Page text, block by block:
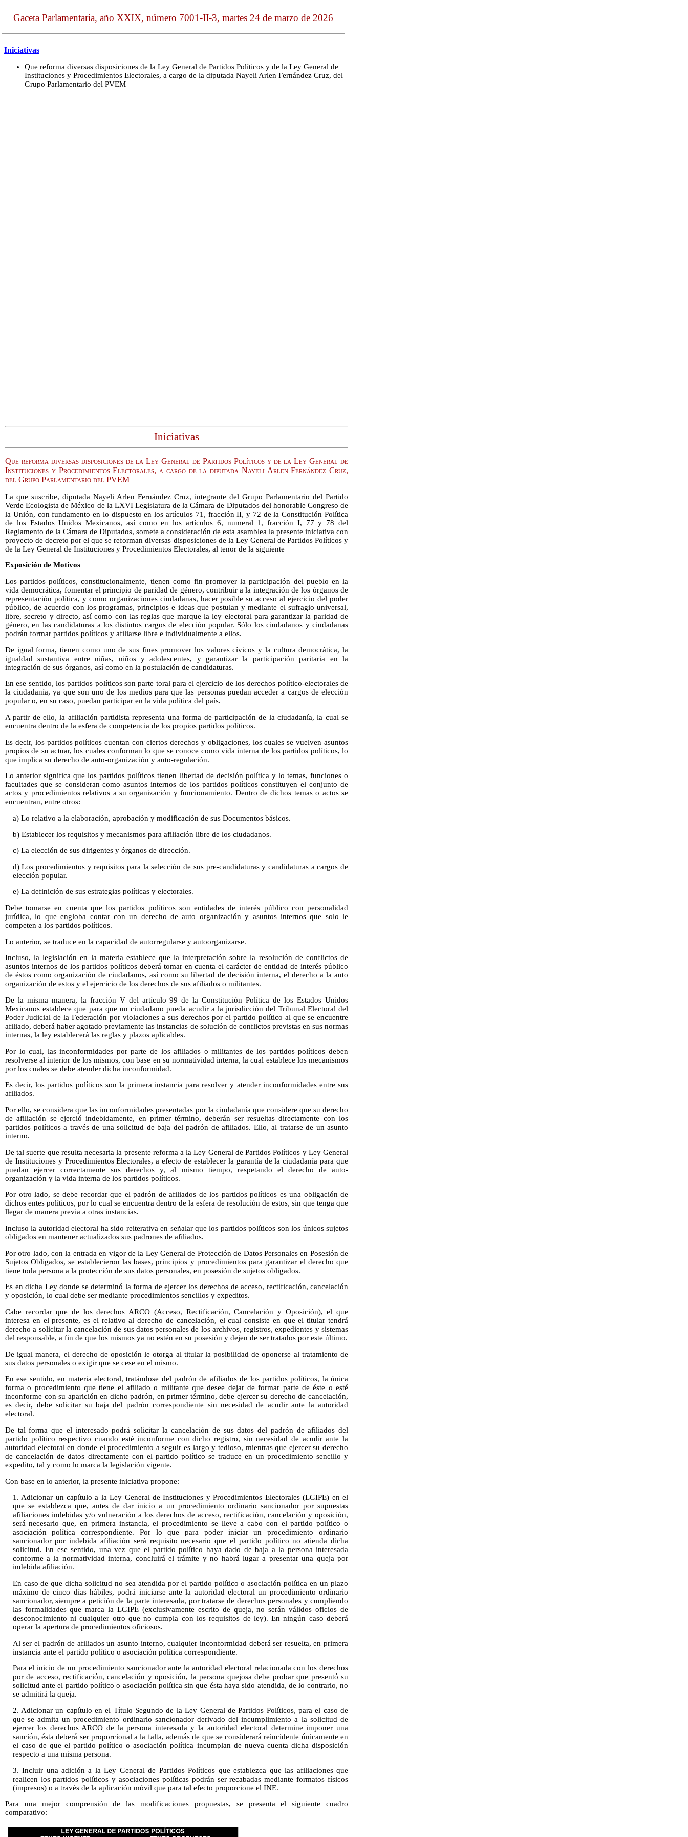
Gaceta Parlamentaria, año XXIX, número 7001-II-3, martes 24 de marzo de 2026
Iniciativas
Que reforma diversas disposiciones de la Ley General de Partidos Políticos y de la Ley General de
Instituciones y Procedimientos Electorales, a cargo de la diputada Nayeli Arlen Fernández Cruz, del
Grupo Parlamentario del PVEM
Iniciativas
Que reforma diversas disposiciones de la Ley General de Partidos Políticos y de la Ley General de
Instituciones y Procedimientos Electorales, a cargo de la diputada Nayeli Arlen Fernández Cruz,
del Grupo Parlamentario del PVEM
La que suscribe, diputada Nayeli Arlen Fernández Cruz, integrante del Grupo Parlamentario del Partido
Verde Ecologista de México de la LXVI Legislatura de la Cámara de Diputados del honorable Congreso de
la Unión, con fundamento en lo dispuesto en los artículos 71, fracción II, y 72 de la Constitución Política
de los Estados Unidos Mexicanos, así como en los artículos 6, numeral 1, fracción I, 77 y 78 del
Reglamento de la Cámara de Diputados, somete a consideración de esta asamblea la presente iniciativa con
proyecto de decreto por el que se reforman diversas disposiciones de la Ley General de Partidos Políticos y
de la Ley General de Instituciones y Procedimientos Electorales, al tenor de la siguiente
Exposición de Motivos
Los partidos políticos, constitucionalmente, tienen como fin promover la participación del pueblo en la
vida democrática, fomentar el principio de paridad de género, contribuir a la integración de los órganos de
representación política, y como organizaciones ciudadanas, hacer posible su acceso al ejercicio del poder
público, de acuerdo con los programas, principios e ideas que postulan y mediante el sufragio universal,
libre, secreto y directo, así como con las reglas que marque la ley electoral para garantizar la paridad de
género, en las candidaturas a los distintos cargos de elección popular. Sólo los ciudadanos y ciudadanas
podrán formar partidos políticos y afiliarse libre e individualmente a ellos.
De igual forma, tienen como uno de sus fines promover los valores cívicos y la cultura democrática, la
igualdad sustantiva entre niñas, niños y adolescentes, y garantizar la participación paritaria en la
integración de sus órganos, así como en la postulación de candidaturas.
En ese sentido, los partidos políticos son parte toral para el ejercicio de los derechos político-electorales de
la ciudadanía, ya que son uno de los medios para que las personas puedan acceder a cargos de elección
popular o, en su caso, puedan participar en la vida política del país.
A partir de ello, la afiliación partidista representa una forma de participación de la ciudadanía, la cual se
encuentra dentro de la esfera de competencia de los propios partidos políticos.
Es decir, los partidos políticos cuentan con ciertos derechos y obligaciones, los cuales se vuelven asuntos
propios de su actuar, los cuales conforman lo que se conoce como vida interna de los partidos políticos, lo
que implica su derecho de auto-organización y auto-regulación.
Lo anterior significa que los partidos políticos tienen libertad de decisión política y lo temas, funciones o
facultades que se consideran como asuntos internos de los partidos políticos constituyen el conjunto de
actos y procedimientos relativos a su organización y funcionamiento. Dentro de dichos temas o actos se
encuentran, entre otros:
a) Lo relativo a la elaboración, aprobación y modificación de sus Documentos básicos.
b) Establecer los requisitos y mecanismos para afiliación libre de los ciudadanos.
c) La elección de sus dirigentes y órganos de dirección.
d) Los procedimientos y requisitos para la selección de sus pre-candidaturas y candidaturas a cargos de
elección popular.
e) La definición de sus estrategias políticas y electorales.
Debe tomarse en cuenta que los partidos políticos son entidades de interés público con personalidad
jurídica, lo que engloba contar con un derecho de auto organización y asuntos internos que solo le
competen a los partidos políticos.
Lo anterior, se traduce en la capacidad de autorregularse y autoorganizarse.
Incluso, la legislación en la materia establece que la interpretación sobre la resolución de conflictos de
asuntos internos de los partidos políticos deberá tomar en cuenta el carácter de entidad de interés público
de éstos como organización de ciudadanos, así como su libertad de decisión interna, el derecho a la auto
organización de estos y el ejercicio de los derechos de sus afiliados o militantes.
De la misma manera, la fracción V del artículo 99 de la Constitución Política de los Estados Unidos
Mexicanos establece que para que un ciudadano pueda acudir a la jurisdicción del Tribunal Electoral del
Poder Judicial de la Federación por violaciones a sus derechos por el partido político al que se encuentre
afiliado, deberá haber agotado previamente las instancias de solución de conflictos previstas en sus normas
internas, la ley establecerá las reglas y plazos aplicables.
Por lo cual, las inconformidades por parte de los afiliados o militantes de los partidos políticos deben
resolverse al interior de los mismos, con base en su normatividad interna, la cual establece los mecanismos
por los cuales se debe atender dicha inconformidad.
Es decir, los partidos políticos son la primera instancia para resolver y atender inconformidades entre sus
afiliados.
Por ello, se considera que las inconformidades presentadas por la ciudadanía que considere que su derecho
de afiliación se ejerció indebidamente, en primer término, deberán ser resueltas directamente con los
partidos políticos a través de una solicitud de baja del padrón de afiliados. Ello, al tratarse de un asunto
interno.
De tal suerte que resulta necesaria la presente reforma a la Ley General de Partidos Políticos y Ley General
de Instituciones y Procedimientos Electorales, a efecto de establecer la garantía de la ciudadanía para que
puedan ejercer correctamente sus derechos y, al mismo tiempo, respetando el derecho de auto-
organización y la vida interna de los partidos políticos.
Por otro lado, se debe recordar que el padrón de afiliados de los partidos políticos es una obligación de
dichos entes políticos, por lo cual se encuentra dentro de la esfera de resolución de estos, sin que tenga que
llegar de manera previa a otras instancias.
Incluso la autoridad electoral ha sido reiterativa en señalar que los partidos políticos son los únicos sujetos
obligados en mantener actualizados sus padrones de afiliados.
Por otro lado, con la entrada en vigor de la Ley General de Protección de Datos Personales en Posesión de
Sujetos Obligados, se establecieron las bases, principios y procedimientos para garantizar el derecho que
tiene toda persona a la protección de sus datos personales, en posesión de sujetos obligados.
Es en dicha Ley donde se determinó la forma de ejercer los derechos de acceso, rectificación, cancelación
y oposición, lo cual debe ser mediante procedimientos sencillos y expeditos.
Cabe recordar que de los derechos ARCO (Acceso, Rectificación, Cancelación y Oposición), el que
interesa en el presente, es el relativo al derecho de cancelación, el cual consiste en que el titular tendrá
derecho a solicitar la cancelación de sus datos personales de los archivos, registros, expedientes y sistemas
del responsable, a fin de que los mismos ya no estén en su posesión y dejen de ser tratados por este último.
De igual manera, el derecho de oposición le otorga al titular la posibilidad de oponerse al tratamiento de
sus datos personales o exigir que se cese en el mismo.
En ese sentido, en materia electoral, tratándose del padrón de afiliados de los partidos políticos, la única
forma o procedimiento que tiene el afiliado o militante que desee dejar de formar parte de éste o esté
inconforme con su aparición en dicho padrón, en primer término, debe ejercer su derecho de cancelación,
es decir, debe solicitar su baja del padrón correspondiente sin necesidad de acudir ante la autoridad
electoral.
De tal forma que el interesado podrá solicitar la cancelación de sus datos del padrón de afiliados del
partido político respectivo cuando esté inconforme con dicho registro, sin necesidad de acudir ante la
autoridad electoral en donde el procedimiento a seguir es largo y tedioso, mientras que ejercer su derecho
de cancelación de datos directamente con el partido político se traduce en un procedimiento sencillo y
expedito, tal y como lo marca la legislación vigente.
Con base en lo anterior, la presente iniciativa propone:
1. Adicionar un capítulo a la Ley General de Instituciones y Procedimientos Electorales (LGIPE) en el
que se establezca que, antes de dar inicio a un procedimiento ordinario sancionador por supuestas
afiliaciones indebidas y/o vulneración a los derechos de acceso, rectificación, cancelación y oposición,
será necesario que, en primera instancia, el procedimiento se lleve a cabo con el partido político o
asociación política correspondiente. Por lo que para poder iniciar un procedimiento ordinario
sancionador por indebida afiliación será requisito necesario que el partido político no atienda dicha
solicitud. En ese sentido, una vez que el partido político haya dado de baja a la persona interesada
conforme a la normatividad interna, concluirá el trámite y no habrá lugar a presentar una queja por
indebida afiliación.
En caso de que dicha solicitud no sea atendida por el partido político o asociación política en un plazo
máximo de cinco días hábiles, podrá iniciarse ante la autoridad electoral un procedimiento ordinario
sancionador, siempre a petición de la parte interesada, por tratarse de derechos personales y cumpliendo
las formalidades que marca la LGIPE (exclusivamente escrito de queja, no serán válidos oficios de
desconocimiento ni cualquier otro que no cumpla con los requisitos de ley). En ningún caso deberá
operar la apertura de procedimientos oficiosos.
Al ser el padrón de afiliados un asunto interno, cualquier inconformidad deberá ser resuelta, en primera
instancia ante el partido político o asociación política correspondiente.
Para el inicio de un procedimiento sancionador ante la autoridad electoral relacionada con los derechos
por de acceso, rectificación, cancelación y oposición, la persona quejosa debe probar que presentó su
solicitud ante el partido político o asociación política sin que ésta haya sido atendida, de lo contrario, no
se admitirá la queja.
2. Adicionar un capítulo en el Título Segundo de la Ley General de Partidos Políticos, para el caso de
que se admita un procedimiento ordinario sancionador derivado del incumplimiento a la solicitud de
ejercer los derechos ARCO de la persona interesada y la autoridad electoral determine imponer una
sanción, ésta deberá ser proporcional a la falta, además de que se considerará reincidente únicamente en
el caso de que el partido político o asociación política incumplan de nueva cuenta dicha disposición
respecto a una misma persona.
3. Incluir una adición a la Ley General de Partidos Políticos que establezca que las afiliaciones que
realicen los partidos políticos y asociaciones políticas podrán ser recabadas mediante formatos físicos
(impresos) o a través de la aplicación móvil que para tal efecto proporcione el INE.
Para una mejor comprensión de las modificaciones propuestas, se presenta el siguiente cuadro
comparativo: